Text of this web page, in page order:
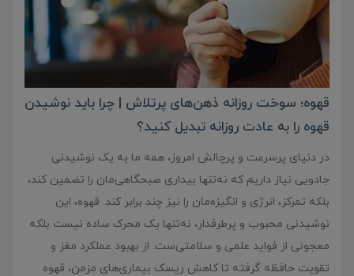
قهوه؛ سوخت روزانه ذهن‌های پرتلاش | چرا باید نوشیدن
قهوه را به عادت روزانه تبدیل کنید؟
در دنیای پرسرعت و پرچالش امروز، همه ما به یک نوشیدنی
جادویی نیاز داریم که نه‌تنها بیداری صبحگاهی‌مان را تضمین کند،
بلکه تمرکز، انرژی و انگیزه‌مان را نیز چند برابر کند. قهوه، این
نوشیدنی محبوب و پرطرفدار، نه‌تنها یک محرک ساده نیست بلکه
معجونی از فواید علمی و سلامتی‌ست. از بهبود عملکرد مغز و
تقویت حافظه گرفته تا کاهش ریسک بیماری‌های مزمن، قهوه